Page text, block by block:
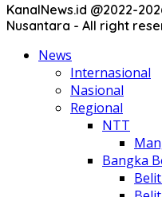
KanalNews.id @2022-
Nusantara - All right
News
Internasional
Nasional
Regional
NTT
Bangka